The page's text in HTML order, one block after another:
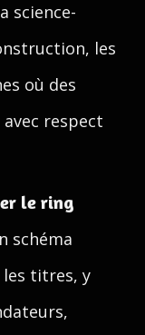
science-
les
où des
respect
le ring
schéma
les titres, y